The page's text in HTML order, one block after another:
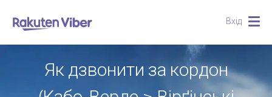
Вхід
Як дзвонити за кордон